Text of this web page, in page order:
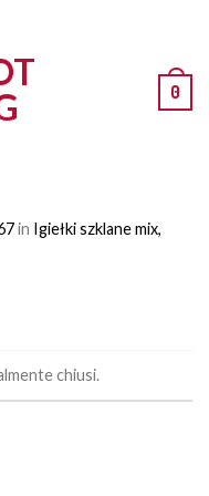
0
in Igiełki szklane mix,
chiusi.